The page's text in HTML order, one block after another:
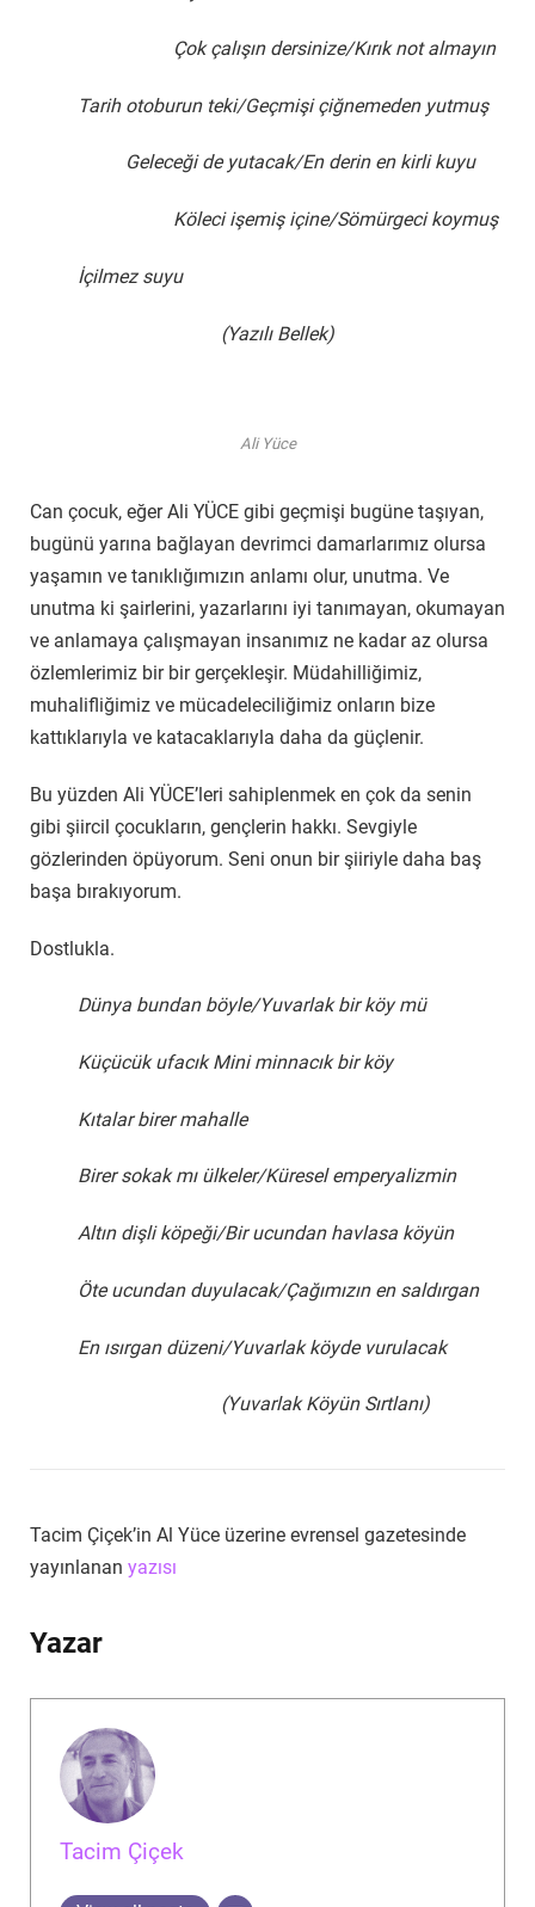
Çok çalışın dersinize/Kırık not almayın
Tarih otoburun teki/Geçmişi çiğnemeden yutmuş
Geleceği de yutacak/En derin en kirli kuyu
Köleci işemiş içine/Sömürgeci koymuş
İçilmez suyu
(Yazılı Bellek)
Ali Yüce
Can çocuk, eğer Ali YÜCE gibi geçmişi bugüne taşıyan,
bugünü yarına bağlayan devrimci damarlarımız olursa
yaşamın ve tanıklığımızın anlamı olur, unutma. Ve
unutma ki şairlerini, yazarlarını iyi tanımayan, okumayan
ve anlamaya çalışmayan insanımız ne kadar az olursa
özlemlerimiz bir bir gerçekleşir. Müdahilliğimiz,
muhalifliğimiz ve mücadeleciliğimiz onların bize
kattıklarıyla ve katacaklarıyla daha da güçlenir.
Bu yüzden Ali YÜCE’leri sahiplenmek en çok da senin
gibi şiircil çocukların, gençlerin hakkı. Sevgiyle
gözlerinden öpüyorum. Seni onun bir şiiriyle daha baş
başa bırakıyorum.
Dostlukla.
Dünya bundan böyle/Yuvarlak bir köy mü
Küçücük ufacık Mini minnacık bir köy
Kıtalar birer mahalle
Birer sokak mı ülkeler/Küresel emperyalizmin
Altın dişli köpeği/Bir ucundan havlasa köyün
Öte ucundan duyulacak/Çağımızın en saldırgan
En ısırgan düzeni/Yuvarlak köyde vurulacak
(Yuvarlak Köyün Sırtlanı)
Tacim Çiçek’in Al Yüce üzerine evrensel gazetesinde
yayınlanan yazısı
Yazar
Tacim Çiçek